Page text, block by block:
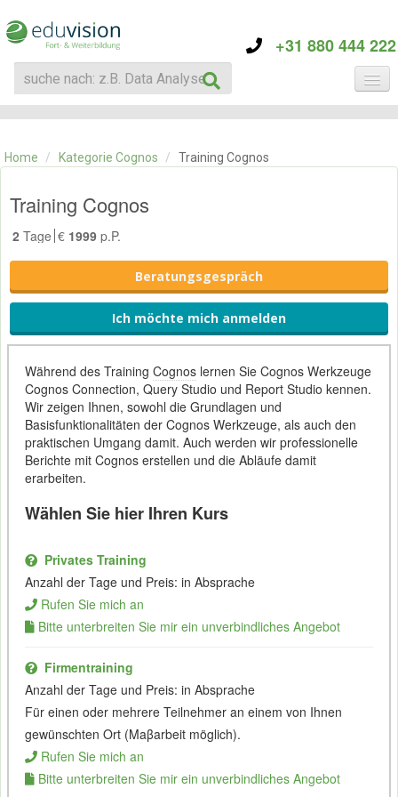
+31 880 444 222
KATEGORIE
ÜBER EDUVISION
Home / Kategorie Cognos / Training Cognos
Training Cognos
2 Tage € 1999 p.P.
Beratungsgespräch
Ich möchte mich anmelden
Während des Training Cognoslernen Sie Cognos Werkzeuge
Cognos Connection, Query Studio und Report Studio kennen.
Wir zeigen Ihnen, sowohl die Grundlagen und
Basisfunktionalitäten der Cognos Werkzeuge, als auch den
praktischen Umgang damit. Auch werden wir professionelle
Berichte mit Cognos erstellen und die Abläufe damit
erarbeiten.
Wählen Sie hier Ihren Kurs
Privates Training
Anzahl der Tage und Preis: in Absprache
Rufen Sie mich an
Bitte unterbreiten Sie mir ein unverbindliches Angebot
Firmentraining
Anzahl der Tage und Preis: in Absprache
Für einen oder mehrere Teilnehmer an einem von Ihnen
gewünschten Ort (Maβarbeit möglich).
Rufen Sie mich an
Bitte unterbreiten Sie mir ein unverbindliches Angebot